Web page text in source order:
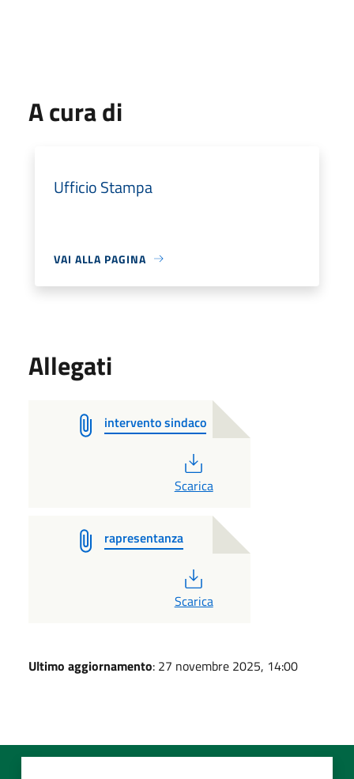
A cura di
Ufficio Stampa
VAI ALLA PAGINA
Allegati
intervento sindaco
Scarica
rapresentanza
Scarica
Ultimo aggiornamento: 27 novembre 2025, 14:00